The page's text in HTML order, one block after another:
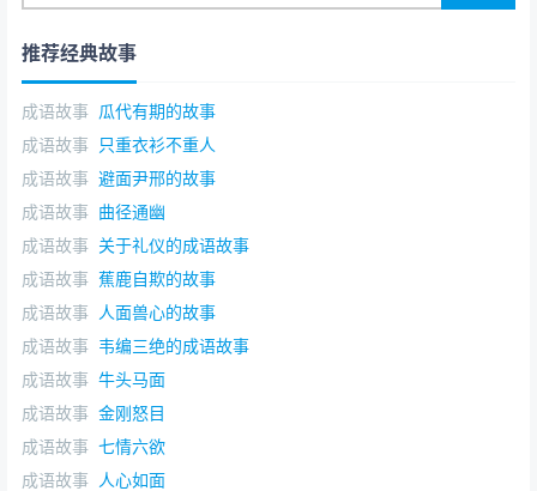
推荐经典故事
成语故事 瓜代有期的故事
成语故事 只重衣衫不重人
成语故事 避面尹邢的故事
成语故事 曲径通幽
成语故事 关于礼仪的成语故事
成语故事 蕉鹿自欺的故事
成语故事 人面兽心的故事
成语故事 韦编三绝的成语故事
成语故事 牛头马面
成语故事 金刚怒目
成语故事 七情六欲
成语故事 人心如面